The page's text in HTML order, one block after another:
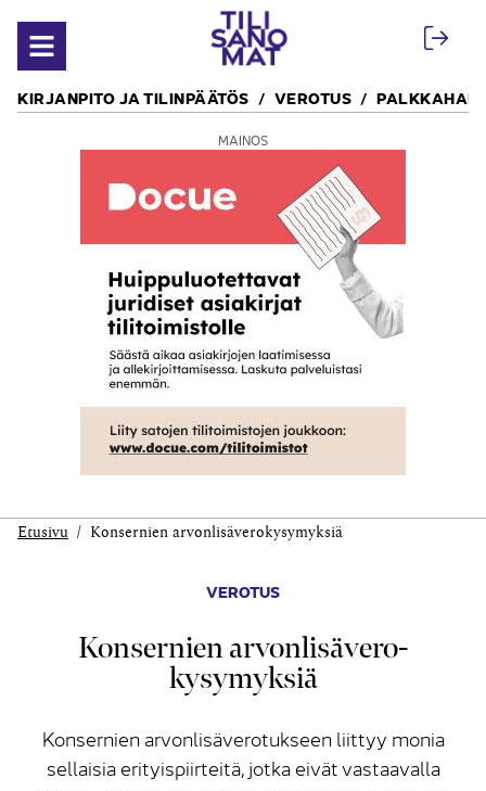
Avaa valikko
KIRJANPITO JA TILINPÄÄTÖS VEROTUS
MAINOS
Etusivu Konser­­nien arvon­­l­isä­­vero­­kysymyksiä
VEROTUS
Konser­­nien arvon­­l­isä­­vero­­
kysymyksiä
Konsernien arvonlisäverotukseen liittyy monia
sellaisia erityispiirteitä, jotka eivät vastaavalla